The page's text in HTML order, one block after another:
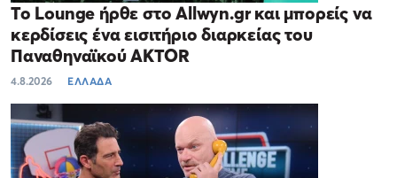
Το Lounge ήρθε στο Allwyn.gr και μπορείς να
κερδίσεις ένα εισιτήριο διαρκείας του
Παναθηναϊκού AKTOR
4.8.2026 ΕΛΛΑΔΑ